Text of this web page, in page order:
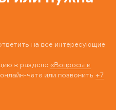
на все интересующие
в разделе «Вопросы и
чате или позвонить +7